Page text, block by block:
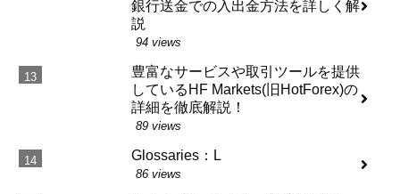
銀行送金での入出金方法を詳しく解
説
94 views
豊富なサービスや取引ツールを提供
しているHF Markets(旧HotForex)の
詳細を徹底解説！
89 views
Glossaries：L
86 views